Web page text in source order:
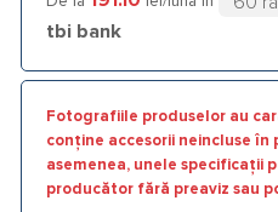
tbi bank
Fotografiile produselor au
conține accesorii neincluse
asemenea, unele specificații
producător fără preaviz sau